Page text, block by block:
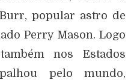
popular astro de
Perry Mason. Logo
nos Estados
pelo mundo,